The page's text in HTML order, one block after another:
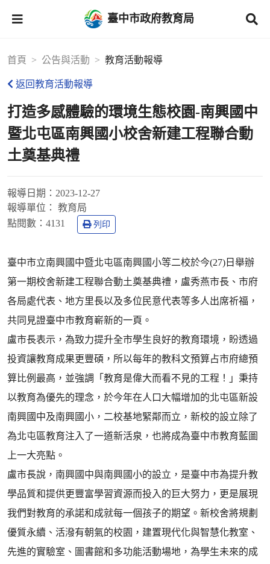
臺中市政府教育局
首頁 公告與活動 教育活動報導
返回教育活動報導
打造多感體驗的環境生態校園-南興國中
暨北屯區南興國小校舍新建工程聯合動
土奠基典禮
報導日期： 2023-12-27
報導單位：
教育局
點閱數： 4131 列印
臺中市立南興國中暨北屯區南興國小等二校於今(27)日舉辦
第一期校舍新建工程聯合動土奠基典禮，盧秀燕市長、市府
各局處代表、地方里長以及多位民意代表等多人出席祈福，
共同見證臺中市教育嶄新的一頁。
盧市長表示，為致力提升全市學生良好的教育環境，盼透過
投資讓教育成果更豐碩，所以每年的教科文預算占市府總預
算比例最高，並強調「教育是偉大而看不見的工程！」秉持
以教育為優先的理念，於今年在人口大幅增加的北屯區新設
南興國中及南興國小，二校基地緊鄰而立，新校的設立除了
為北屯區教育注入了一道新活泉，也將成為臺中市教育藍圖
上一大亮點。
盧市長說，南興國中與南興國小的設立，是臺中市為提升教
學品質和提供更豐富學習資源而投入的巨大努力，更是展現
我們對教育的承諾和成就每一個孩子的期望。新校舍將規劃
優質永續、活潑有朝氣的校園，建置現代化與智慧化教室、
先進的實驗室、圖書館和多功能活動場地，為學生未來的成